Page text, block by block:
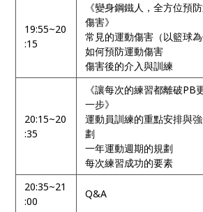
19:55~20
:15
《變身鋼鐵人，全方位預
傷害》
常見的運動傷害（以籃球為
如何預防運動傷害
傷害後的介入與訓練
20:15~20
:35
《讓每次的練習都離破PB
一步》
運動員訓練的重點安排與
劃
一年運動週期的規劃
每次練習成功的要素
20:35~21
:00
Q&A